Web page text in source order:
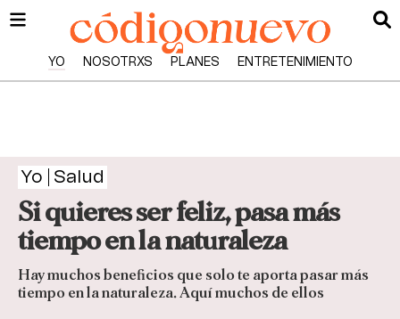
YO NOSOTRXS PLANES ENTRETENIMIENTO
Yo Salud
Si quieres ser feliz, pasa más
tiempo en la naturaleza
Hay muchos beneficios que solo te aporta pasar más
tiempo en la naturaleza. Aquí muchos de ellos